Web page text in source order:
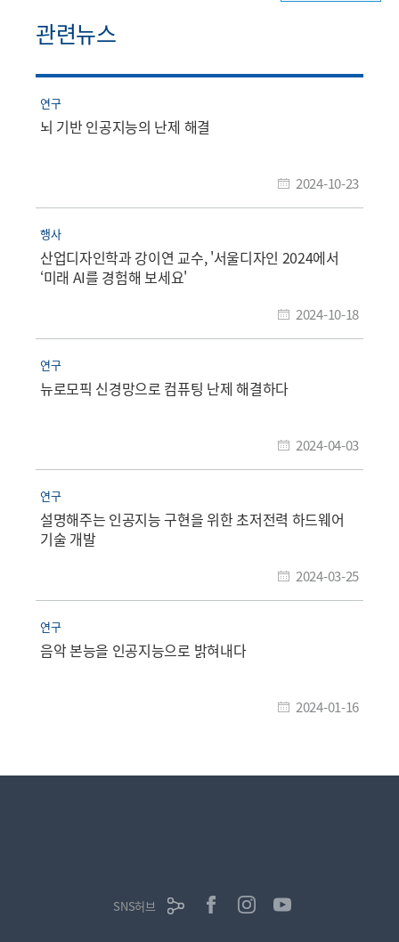
관련뉴스
연구
뇌 기반 인공지능의 난제 해결
2024-10-23
행사
산업디자인학과 강이연 교수, '서울디자인 2024에서
‘미래 AI를 경험해 보세요'
2024-10-18
연구
뉴로모픽 신경망으로 컴퓨팅 난제 해결하다
2024-04-03
연구
설명해주는 인공지능 구현을 위한 초저전력 하드웨어
기술 개발
2024-03-25
연구
음악 본능을 인공지능으로 밝혀내다
2024-01-16
SNS허브